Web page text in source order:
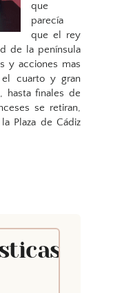
que
parecía
que el rey
de la península
y acciones mas
cuarto y gran
hasta finales de
se retiran,
Plaza de Cádiz